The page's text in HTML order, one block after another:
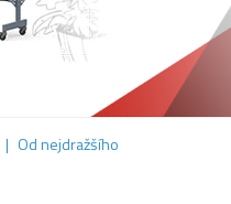
Od nejdražšího